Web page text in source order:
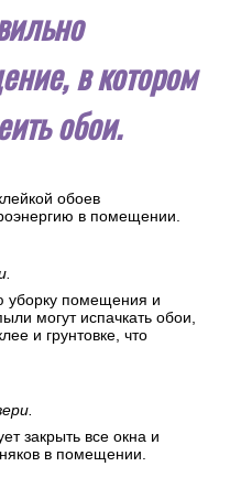
в котором
обои.
обоев
в помещении.
уборку помещения и
могут испачкать обои,
и грунтовке, что
закрыть все окна и
в помещении.